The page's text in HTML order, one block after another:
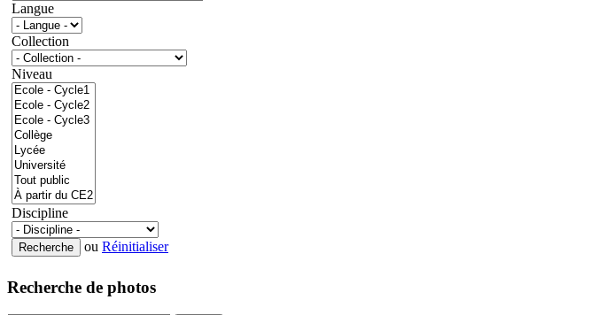
Langue
Collection
Niveau
Discipline
ou Réinitialiser
Recherche de photos